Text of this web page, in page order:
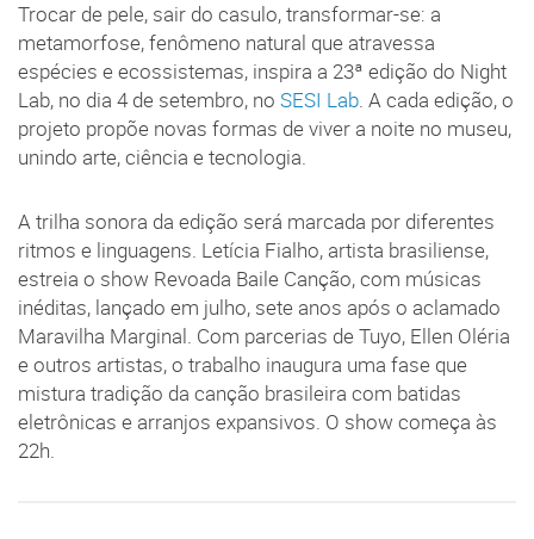
Trocar de pele, sair do casulo, transformar-se: a
metamorfose, fenômeno natural que atravessa
espécies e ecossistemas, inspira a 23ª edição do Night
Lab, no dia 4 de setembro, no SESI Lab. A cada edição, o
projeto propõe novas formas de viver a noite no museu,
unindo arte, ciência e tecnologia.
A trilha sonora da edição será marcada por diferentes
ritmos e linguagens. Letícia Fialho, artista brasiliense,
estreia o show Revoada Baile Canção, com músicas
inéditas, lançado em julho, sete anos após o aclamado
Maravilha Marginal. Com parcerias de Tuyo, Ellen Oléria
e outros artistas, o trabalho inaugura uma fase que
mistura tradição da canção brasileira com batidas
eletrônicas e arranjos expansivos. O show começa às
22h.